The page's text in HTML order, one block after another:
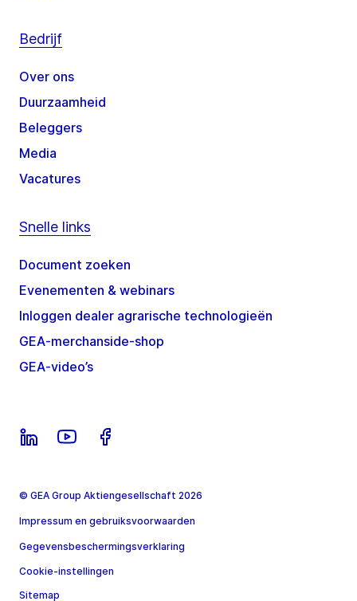
Bedrijf
Over ons
Duurzaamheid
Beleggers
Media
Vacatures
Snelle links
Document zoeken
Evenementen & webinars
Inloggen dealer agrarische technologieën
GEA-merchanside-shop
GEA-video’s
© GEA Group Aktiengesellschaft 2026
Impressum en gebruiksvoorwaarden
Gegevensbeschermingsverklaring
Cookie-instellingen
Sitemap